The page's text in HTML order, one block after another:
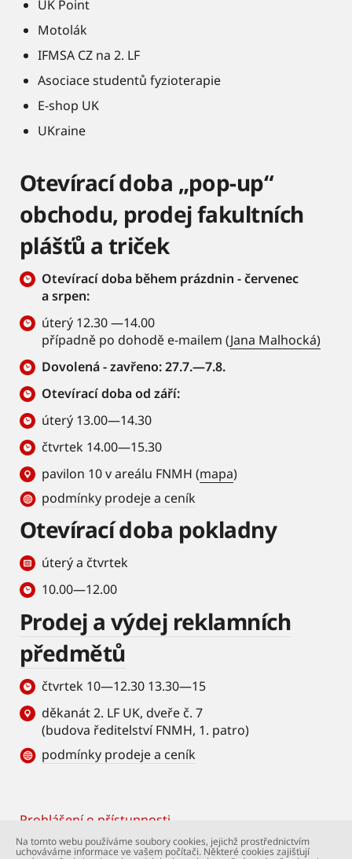
UK Point
Motolák
IFMSA CZ na 2. LF
Asociace studentů fyzioterapie
E-shop UK
UKraine
Otevírací doba „pop-up“
obchodu, prodej fakultních
plášťů a triček
Otevírací doba během prázdnin - červenec
a srpen:
úterý 12.30 —14.00
případně po dohodě e-mailem (Jana Malhocká)
Dovolená - zavřeno: 27.7.—7.8.
Otevírací doba od září:
úterý 13.00—14.30
čtvrtek 14.00—15.30
pavilon 10 v areálu FNMH (mapa)
podmínky prodeje a ceník
Otevírací doba pokladny
úterý a čtvrtek
10.00—12.00
Prodej a výdej reklamních
předmětů
čtvrtek 10—12.30 13.30—15
děkanát 2. LF UK, dveře č. 7
(budova ředitelství FNMH, 1. patro)
podmínky prodeje a ceník
Footer
Prohlášení o přístupnosti
Na tomto webu používáme soubory cookies, jejichž prostřednictvím
uchováváme informace ve vašem počítači. Některé cookies zajišťují